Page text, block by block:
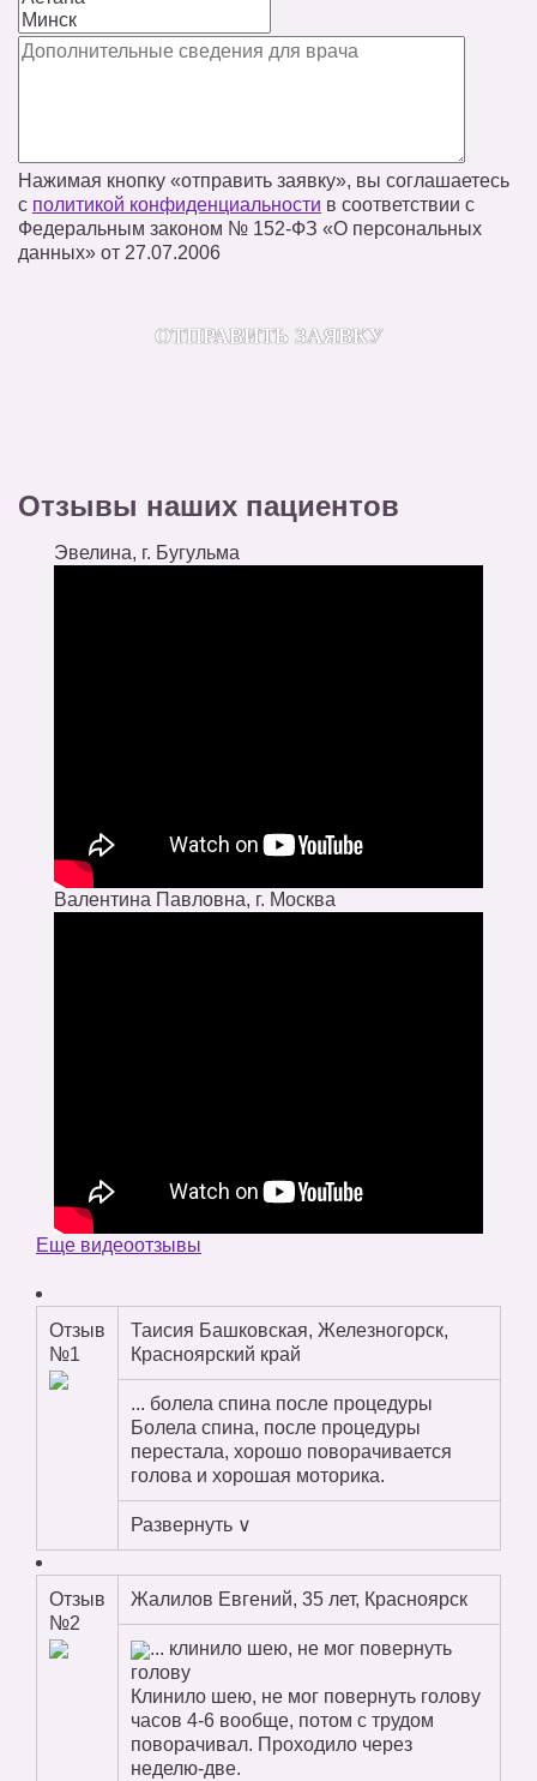
Нажимая кнопку «отправить заявку», вы соглашаетесь
с политикой конфиденциальности в соответствии с
Федеральным законом № 152‑ФЗ «О персональных
данных» от 27.07.2006
Отзывы наших пациентов
Эвелина, г. Бугульма
Валентина Павловна, г. Москва
Еще видеоотзывы
Отзыв
№1
Таисия Башковская, Железногорск,
Красноярский край
... болела спина после процедуры
Болела спина, после процедуры
перестала, хорошо поворачивается
голова и хорошая моторика.
Развернуть ∨
Отзыв
№2
Жалилов Евгений, 35 лет, Красноярск
... клинило шею, не мог повернуть
голову
Клинило шею, не мог повернуть голову
часов 4-6 вообще, потом с трудом
поворачивал. Проходило через
неделю-две.